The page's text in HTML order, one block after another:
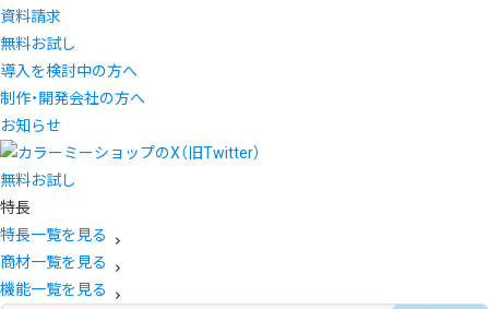
資料請求
無料お試し
導入を検討中の方へ
制作・開発会社の方へ
お知らせ
無料お試し
特長
特長一覧を見る
商材一覧を見る
機能一覧を見る